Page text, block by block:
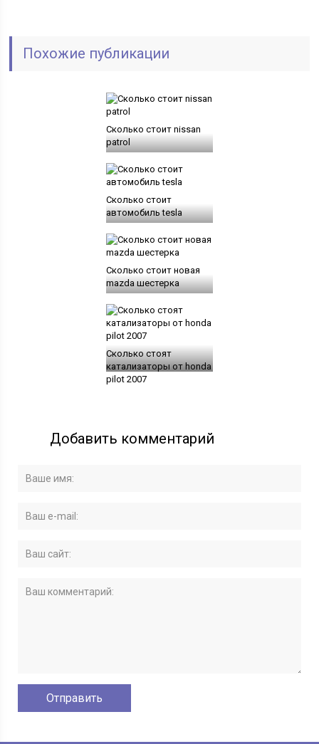
Похожие публикации
Сколько стоит nissan
patrol
Сколько стоит
автомобиль tesla
Сколько стоит новая
mazda шестерка
Сколько стоят
катализаторы от honda
pilot 2007
Добавить комментарий